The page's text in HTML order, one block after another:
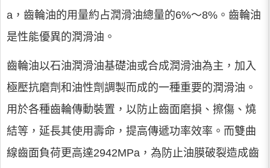
a，齒輪油的用量約占潤滑油總量的6%～8%。齒輪油
是性能優異的潤滑油。
齒輪油以石油潤滑油基礎油或合成潤滑油為主，加入
極壓抗磨劑和油性劑調製而成的一種重要的潤滑油。
用於各種齒輪傳動裝置，以防止齒面磨損、擦傷、燒
結等，延長其使用壽命，提高傳遞功率效率。而雙曲
線齒面負荷更高達2942MPa，為防止油膜破裂造成齒